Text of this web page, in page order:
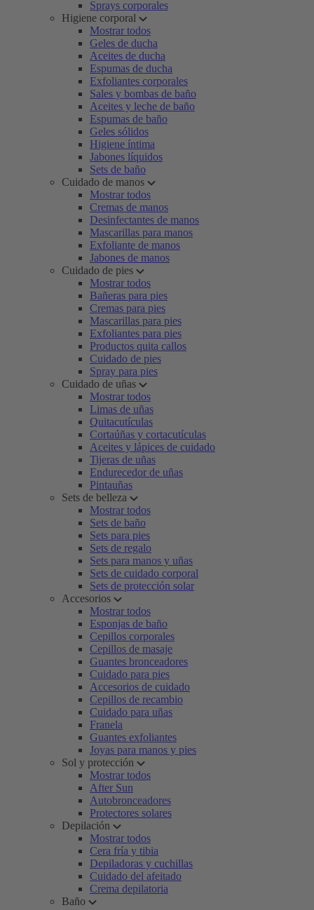
Sprays corporales
Higiene corporal
Mostrar todos
Geles de ducha
Aceites de ducha
Espumas de ducha
Exfoliantes corporales
Sales y bombas de baño
Aceites y leche de baño
Espumas de baño
Geles sólidos
Higiene íntima
Jabones líquidos
Sets de baño
Cuidado de manos
Mostrar todos
Cremas de manos
Desinfectantes de manos
Mascarillas para manos
Exfoliante de manos
Jabones de manos
Cuidado de pies
Mostrar todos
Bañeras para pies
Cremas para pies
Mascarillas para pies
Exfoliantes para pies
Productos quita callos
Cuidado de pies
Spray para pies
Cuidado de uñas
Mostrar todos
Limas de uñas
Quitacutículas
Cortaúñas y cortacutículas
Aceites y lápices de cuidado
Tijeras de uñas
Endurecedor de uñas
Pintauñas
Sets de belleza
Mostrar todos
Sets de baño
Sets para pies
Sets de regalo
Sets para manos y uñas
Sets de cuidado corporal
Sets de protección solar
Accesorios
Mostrar todos
Esponjas de baño
Cepillos corporales
Cepillos de masaje
Guantes bronceadores
Cuidado para pies
Accesorios de cuidado
Cepillos de recambio
Cuidado para uñas
Franela
Guantes exfoliantes
Joyas para manos y pies
Sol y protección
Mostrar todos
After Sun
Autobronceadores
Protectores solares
Depilación
Mostrar todos
Cera fría y tibia
Depiladoras y cuchillas
Cuidado del afeitado
Crema depilatoria
Baño